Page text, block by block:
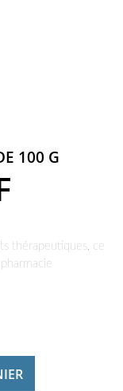
100 G
thérapeutiques, ce